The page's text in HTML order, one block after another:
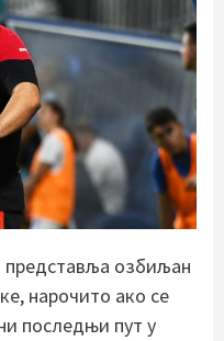
озбиљан
нарочито ако се
последњи пут у